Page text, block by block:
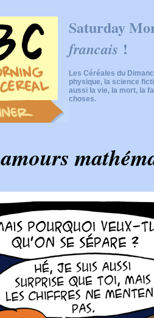
Saturday
francais !
Les Céréales du
physique, la science
aussi la vie, la mort, la
choses.
amours